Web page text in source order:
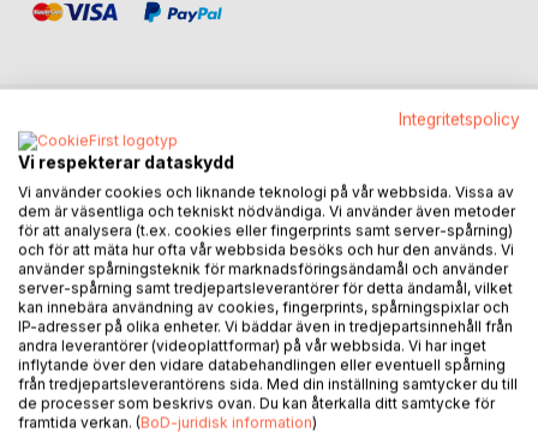
BESKRIVNING
Boken består av ett 30-dagarsprogram med syftet att ge
individer verktyg och metoder för att främja personlig
tillväxt och förbättrad livskvalitet. Programmet är designat
för att hjälpa deltagarna att bla a utveckla större
självmedvetenhet och självkännedom, hantera stress
effektivare, och stärka sin fysiska och mentala hälsa.
Genom dagliga övningar som kombinerar mindfulness,
fysisk aktivitet, och självreflektion, syftar programmet till
att:
Integritetspolicy
Vi respekterar dataskydd
Vi använder cookies och liknande teknologi på vår webbsida. Vissa av
dem är väsentliga och tekniskt nödvändiga. Vi använder även metoder
för att analysera (t.ex. cookies eller fingerprints samt server-spårning)
och för att mäta hur ofta vår webbsida besöks och hur den används. Vi
använder spårningsteknik för marknadsföringsändamål och använder
server-spårning samt tredjepartsleverantörer för detta ändamål, vilket
kan innebära användning av cookies, fingerprints, spårningspixlar och
IP-adresser på olika enheter. Vi bäddar även in tredjepartsinnehåll från
andra leverantörer (videoplattformar) på vår webbsida. Vi har inget
inflytande över den vidare databehandlingen eller eventuell spårning
från tredjepartsleverantörens sida. Med din inställning samtycker du till
de processer som beskrivs ovan. Du kan återkalla ditt samtycke för
framtida verkan. (BoD-juridisk information)